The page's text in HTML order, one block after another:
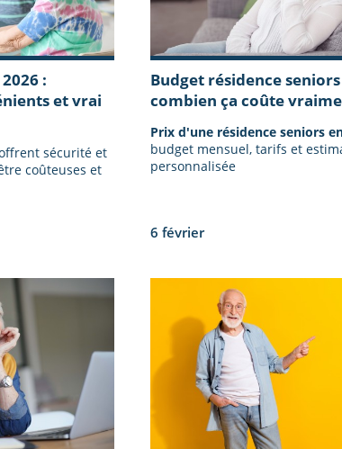
:
et vrai
sécurité et
coûteuses et
Budget résidence seniors
combien ça coûte
Prix d'une résidence seniors
budget mensuel, tarifs et
personnalisée
6 février